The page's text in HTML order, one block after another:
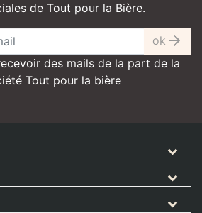
de Tout pour la Bière.
ok
des mails de la part de la
Tout pour la bière